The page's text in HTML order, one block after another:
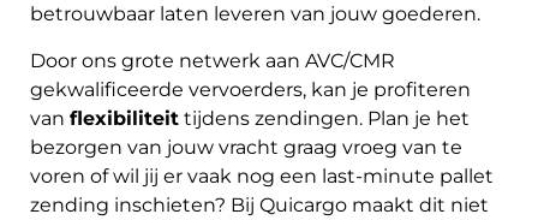
betrouwbaar laten leveren van jouw goederen.
Door ons grote netwerk aan AVC/CMR
gekwalificeerde vervoerders, kan je profiteren
van flexibiliteit tijdens zendingen. Plan je het
bezorgen van jouw vracht graag vroeg van te
voren of wil jij er vaak nog een last-minute pallet
zending inschieten? Bij Quicargo maakt dit niet